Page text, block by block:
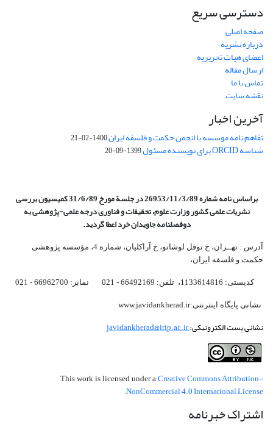
دسترسی سریع
صفحه اصلی
درباره نشریه
اعضای هیات تحریریه
ارسال مقاله
تماس با ما
نقشه سایت
آخرین اخبار
تفاهم نامه موسسه با انجمن حکمت و فلسفه ایران1400-02-21
شناسه ORCID برای نویسنده مسئول 1399-09-20
براساس نامه شماره 26953/11/3/89 در جلسة مورخ 31/6/89 کمیسیون
بررسی
نشریات علمی کشور وزارت علوم، تحقیقات و فناوری درجه علمی‌-پژوهشیبه
دوفصلنامه جاویدان خرد اعطا گردید.
آدرس : تهــران، خ نوفل لوشاتو، خ آراکلیان، شماره 4،‌ مؤسسه پژوهشی
حکمت و فلسفه ایران،‌
کدپستی: 1133614816، تلفن: 66492169 - 021 نمابر: 66962700 - 021
نشانی پایگاه اینترنتی:www.javidankherad.ir
نشانی پست الکترونیکی:javidankherad@irip.ac.ir
This work is licensed under a Creative Commons Attribution-
NonCommercial 4.0 International License
.
اشتراک خبرنامه